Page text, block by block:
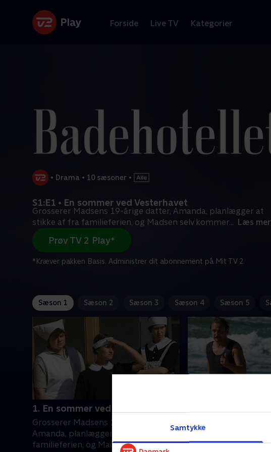
Samtykke
Forside Live TV Kategorier
• Drama • 10 sæsoner •
S1:E1 • En sommer ved Vesterhavet
Grosserer Madsens 19-årige datter, Amanda, planlægger at
stikke af fra familieferien, og Madsen selv kommer... Læs
Prøv TV 2 Play*
*Kræver pakken Basis. Administrer dit abonnement på Mit TV 2.
Sæson 1 Sæson 2 Sæson 3 Sæson 4 Sæson 5
1. En sommer ved Vesterhavet
Grosserer Madsens 19-årige datter,
Amanda, planlægger at stikke af fra
familieferien, og Madsen selv
Amanda har væddet
Hornbæk om hvem,
debuterer seksuelt,